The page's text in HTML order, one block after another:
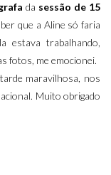
da sessão de 15
que a Aline só faria
estava trabalhando,
fotos, me emocionei.
maravilhosa, nos
Muito obrigado